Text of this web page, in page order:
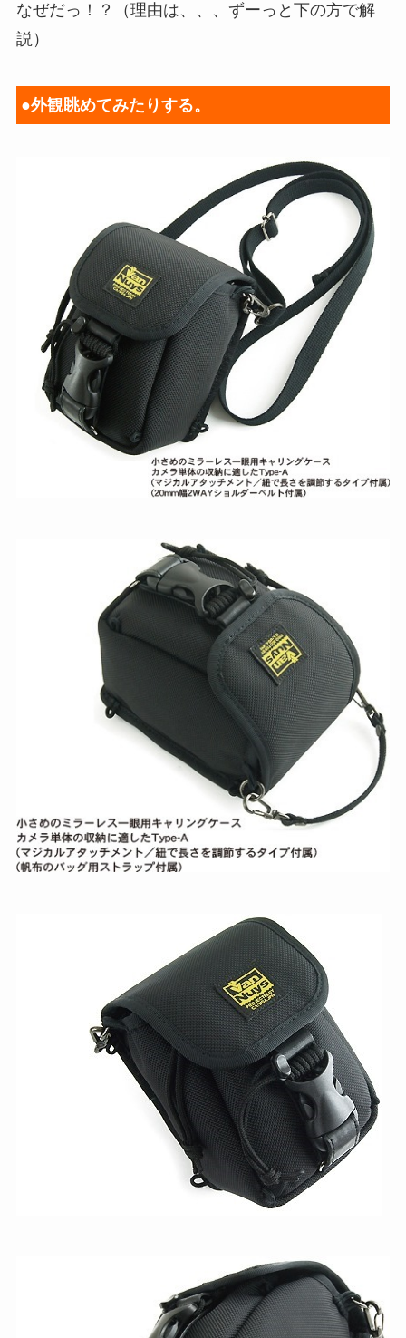
なぜだっ！？（理由は、、、ずーっと下の方で解
説）
●外観眺めてみたりする。